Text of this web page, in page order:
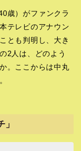
歳）がファンクラ
テレビのアナウン
とも判明し、大き
2人は、どのよう
。ここからは中丸